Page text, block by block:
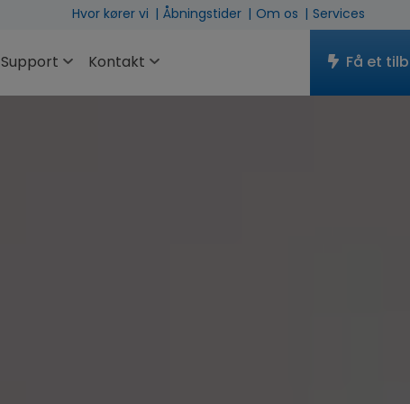
Hvor kører vi Åbningstider Om os Services
Support Kontakt Få et